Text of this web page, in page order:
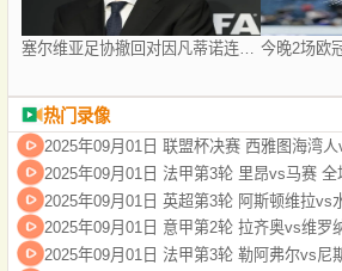
塞尔维亚足协撤回对因凡蒂诺连任国际足联主席的支持
热门录像
2025年09月01日 联盟杯决赛 西雅图海湾
2025年09月01日 法甲第3轮 里昂vs马赛 全
2025年09月01日 英超第3轮 阿斯顿维拉vs
2025年09月01日 意甲第2轮 拉齐奥vs维罗
2025年09月01日 法甲第3轮 勒阿弗尔vs尼